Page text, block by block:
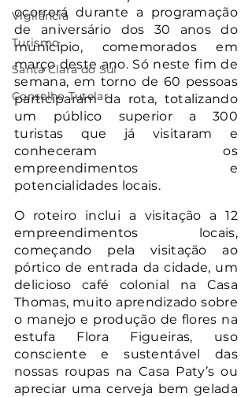
Vigilância
Turismo
Santa Clara do Sul
Conselho Tutelar
ocorrerá durante a programação
de aniversário dos 30 anos do
município, comemorados em
março deste ano. Só neste fim de
semana, em torno de 60 pessoas
participaram da rota, totalizando
um público superior a 300
turistas que já visitaram e
conheceram os
empreendimentos e
potencialidades locais.
O roteiro inclui a visitação a 12
empreendimentos locais,
começando pela visitação ao
pórtico de entrada da cidade, um
delicioso café colonial na Casa
Thomas, muito aprendizado sobre
o manejo e produção de flores na
estufa Flora Figueiras, uso
consciente e sustentável das
nossas roupas na Casa Paty’s ou
apreciar uma cerveja bem gelada